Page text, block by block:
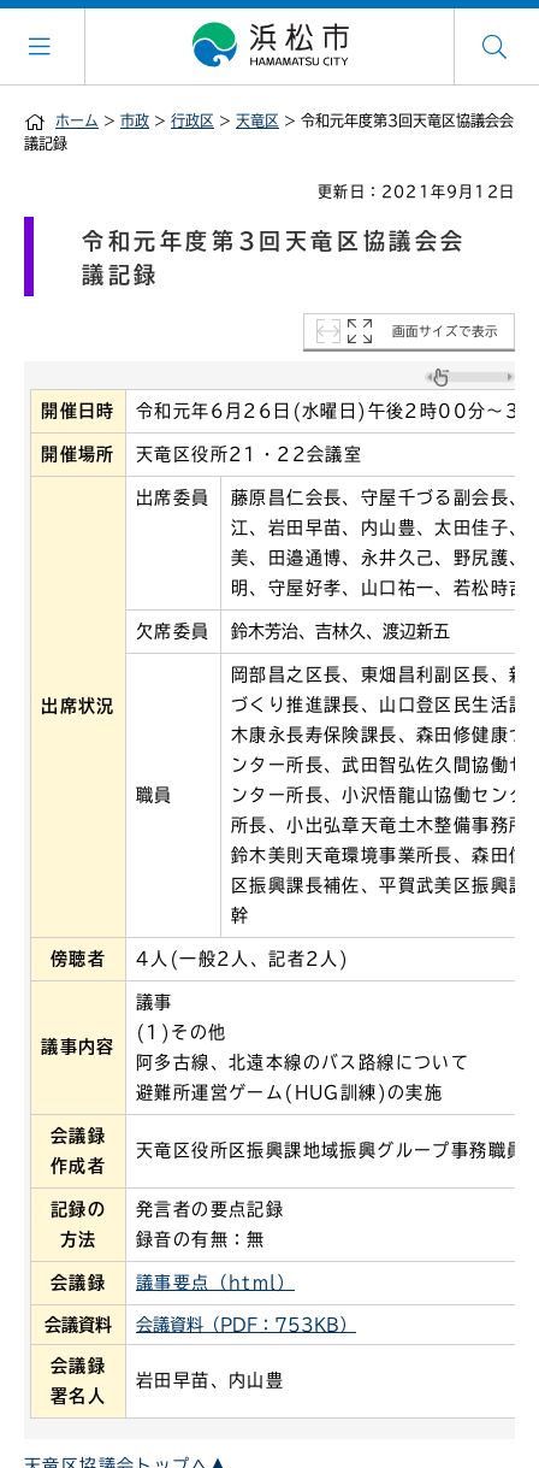
ホーム > 市政 > 行政区 > 天竜区 > 令和元年度第3回天竜区協議会会
議記録
更新日：2021年9月12日
令和元年度第3回天竜区協議会会
議記録
画面サイズで表示
開催日時 令和元年6月26日(水曜日)午後2時00分～3
開催場所 天竜区役所21・22会議室
出席状況
出席委員
藤原昌仁会長、守屋千づる副会長、
江、岩田早苗、内山豊、太田佳子、
美、田邉通博、永井久己、野尻護、
明、守屋好孝、山口祐一、若松時吉
欠席委員 鈴木芳治、吉林久、渡辺新五
職員
岡部昌之区長、東畑昌利副区長、新
づくり推進課長、山口登区民生活課
木康永長寿保険課長、森田修健康づ
ンター所長、武田智弘佐久間協働セ
ンター所長、小沢悟龍山協働センタ
所長、小出弘章天竜土木整備事務所
鈴木美則天竜環境事業所長、森田信
区振興課長補佐、平賀武美区振興課
幹
傍聴者 4人(一般2人、記者2人)
議事内容
議事
(1)その他
阿多古線、北遠本線のバス路線について
避難所運営ゲーム(HUG訓練)の実施
会議録
作成者
天竜区役所区振興課地域振興グループ事務職員
記録の
方法
発言者の要点記録
録音の有無：無
会議録 議事要点（html）
会議資料 会議資料（PDF：753KB）
会議録
署名人
岩田早苗、内山豊